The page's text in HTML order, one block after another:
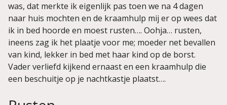
was, dat merkte ik eigenlijk pas toen we na 4 dagen
naar huis mochten en de kraamhulp mij er op wees dat
ik in bed hoorde en moest rusten…. Oohja… rusten,
ineens zag ik het plaatje voor me; moeder net bevallen
van kind, lekker in bed met haar kind op de borst.
Vader verliefd kijkend ernaast en een kraamhulp die
een beschuitje op je nachtkastje plaatst….